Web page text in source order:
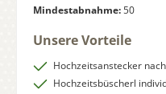
Mindestabnahme:50
Unsere Vorteile
Hochzeitsanstecker
Hochzeitsbüscherl